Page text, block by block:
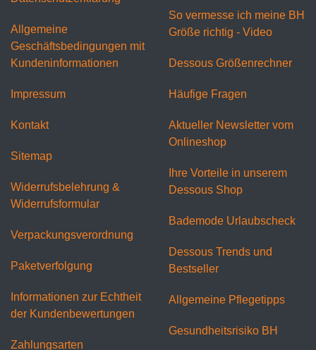
Allgemeine
Geschäftsbedingungen mit
Kundeninformationen
Impressum
Kontakt
Sitemap
Widerrufsbelehrung &
Widerrufsformular
Verpackungsverordnung
Paketverfolgung
Informationen zur Echtheit
der Kundenbewertungen
Zahlungsarten
So vermesse ich meine BH
Größe richtig - Video
Dessous Größenrechner
Häufige Fragen
Aktueller Newsletter vom
Onlineshop
Ihre Vorteile in unserem
Dessous Shop
Bademode Urlaubscheck
Dessous Trends und
Bestseller
Allgemeine Pflegetipps
Gesundheitsrisiko BH